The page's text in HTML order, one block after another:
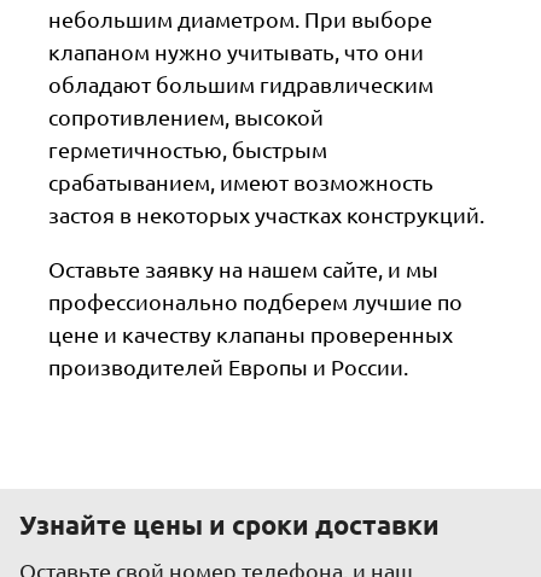
небольшим диаметром. При выборе
клапаном нужно учитывать, что они
обладают большим гидравлическим
сопротивлением, высокой
герметичностью, быстрым
срабатыванием, имеют возможность
застоя в некоторых участках конструкций.
Оставьте заявку на нашем сайте, и мы
профессионально подберем лучшие по
цене и качеству клапаны проверенных
производителей Европы и России.
Узнайте цены и сроки доставки
Оставьте свой номер телефона, и наш